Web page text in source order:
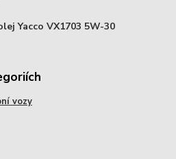
Yacco VX1703 5W-30
vozy